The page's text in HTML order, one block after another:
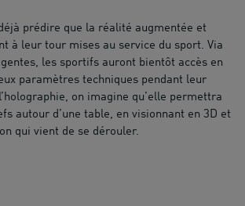
prédire que la réalité augmentée et
à leur tour mises au service du sport. Via
les sportifs auront bientôt accès en
paramètres techniques pendant leur
on imagine qu’elle permettra
autour d’une table, en visionnant en 3D et
qui vient de se dérouler.